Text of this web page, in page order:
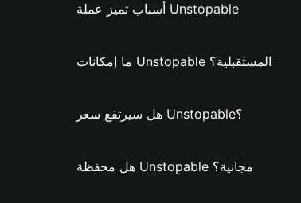
أسباب تميز عملة Unstopable
ما إمكانات Unstopable المستقبلية؟
هل سيرتفع سعر Unstopable؟
هل محفظة Unstopable مجانية؟